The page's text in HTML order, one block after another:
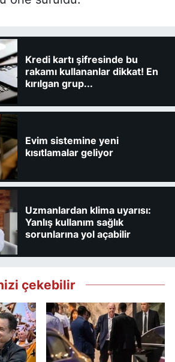
Kredi kartı şifresinde bu
rakamı kullananlar dikkat! En
kırılgan grup...
Evim sistemine yeni
kısıtlamalar geliyor
Uzmanlardan klima uyarısı:
Yanlış kullanım sağlık
sorunlarına yol açabilir
çekebilir